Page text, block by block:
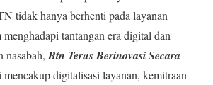
tidak hanya berhenti pada layanan
tantangan era digital dan
nasabah,Btn Terus Berinovasi Secara
digitalisasi layanan, kemitraan